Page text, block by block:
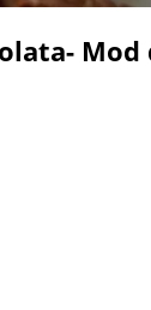
Mod